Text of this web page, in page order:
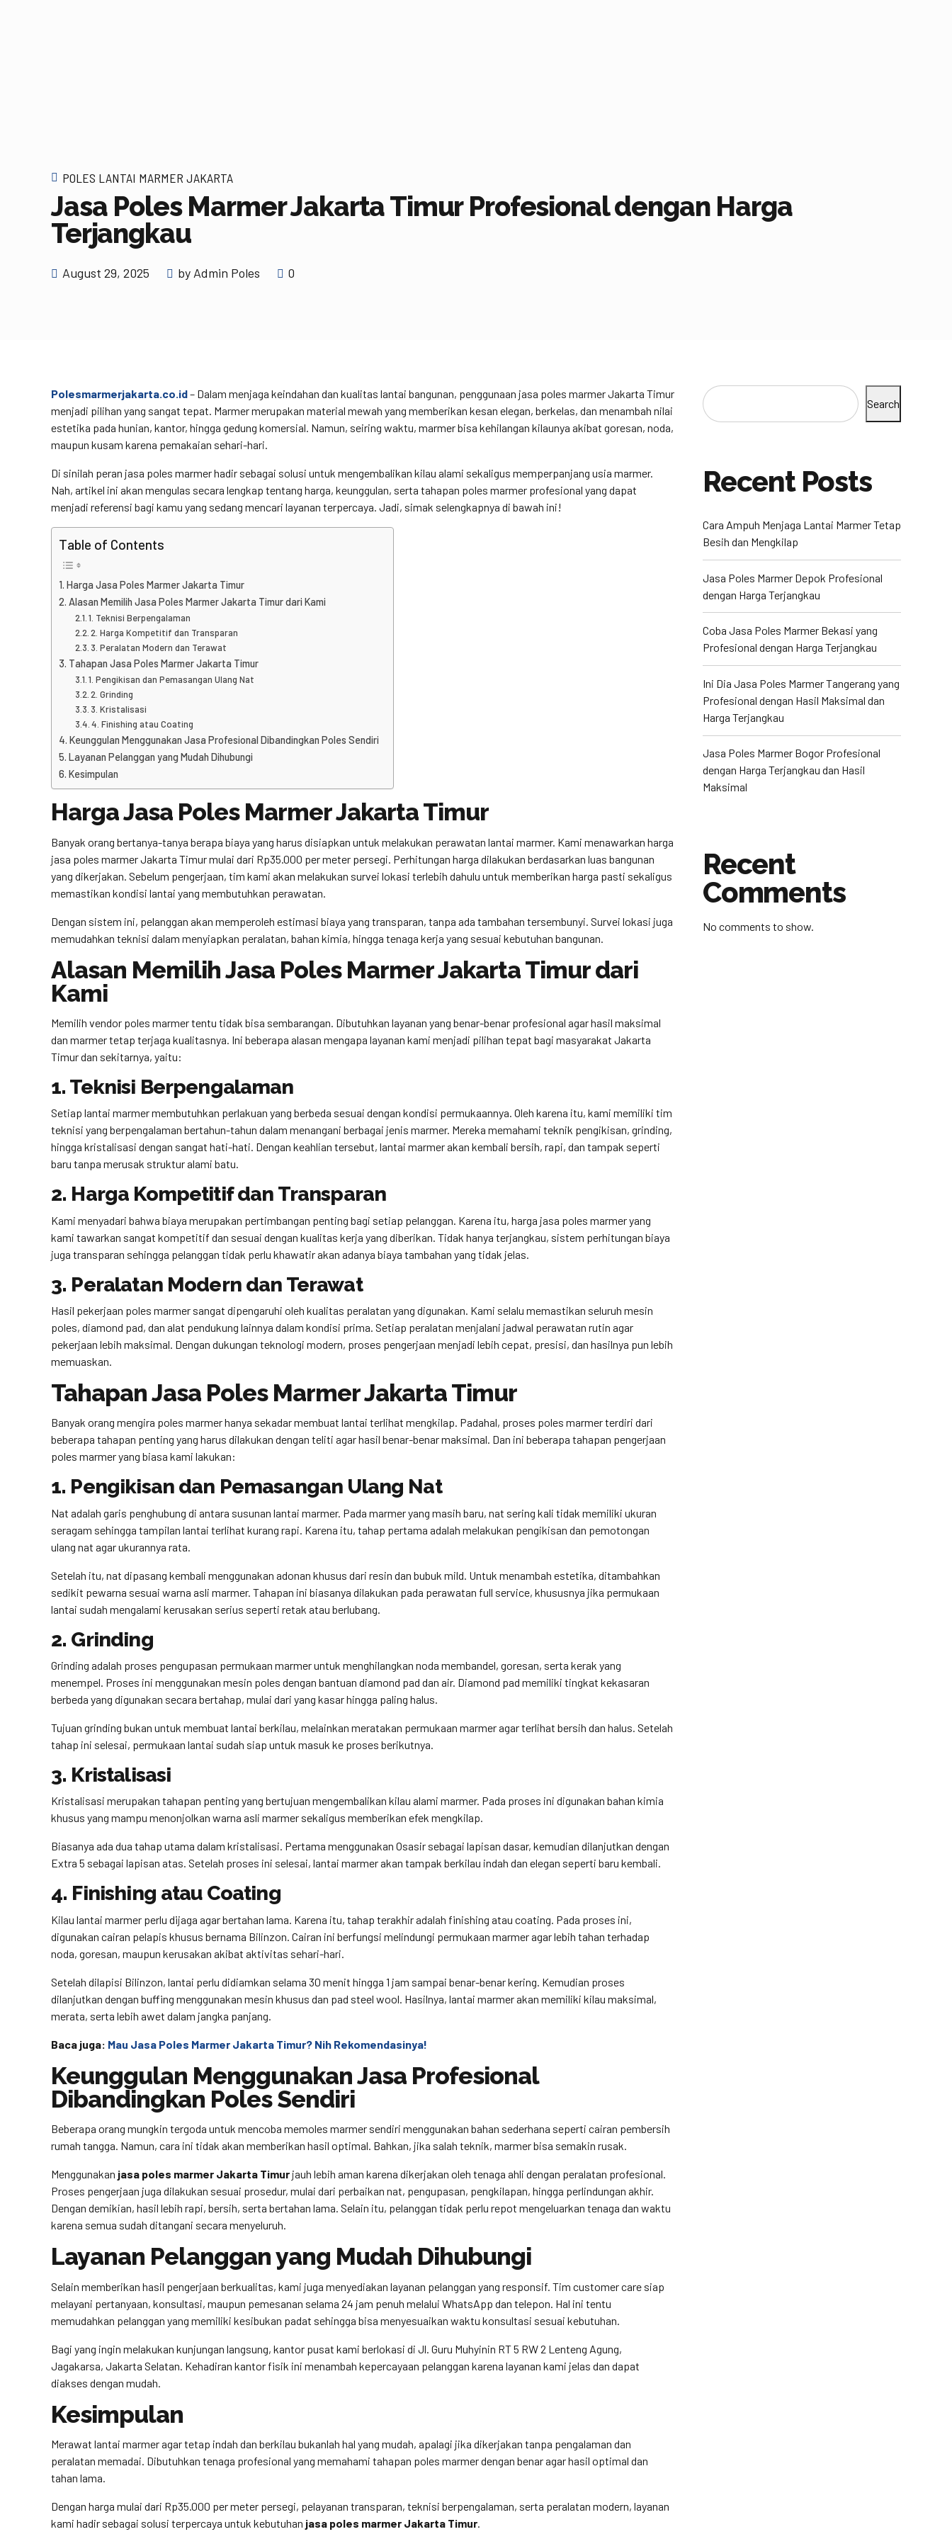
POLES LANTAI MARMER JAKARTA
Jasa Poles Marmer Jakarta Timur Profesional dengan Harga
Terjangkau
August 29, 2025 by Admin Poles 0
Polesmarmerjakarta.co.id– Dalam menjaga keindahan dan kualitas lantai bangunan, penggunaan jasa poles marmer Jakarta Timur
menjadi pilihan yang sangat tepat. Marmer merupakan material mewah yang memberikan kesan elegan, berkelas, dan menambah nilai
estetika pada hunian, kantor, hingga gedung komersial. Namun, seiring waktu, marmer bisa kehilangan kilaunya akibat goresan, noda,
maupun kusam karena pemakaian sehari-hari.
Di sinilah peran jasa poles marmer hadir sebagai solusi untuk mengembalikan kilau alami sekaligus memperpanjang usia marmer.
Nah, artikel ini akan mengulas secara lengkap tentang harga, keunggulan, serta tahapan poles marmer profesional yang dapat
menjadi referensi bagi kamu yang sedang mencari layanan terpercaya. Jadi, simak selengkapnya di bawah ini!
Table of Contents
Harga Jasa Poles Marmer Jakarta Timur
Alasan Memilih Jasa Poles Marmer Jakarta Timur dari Kami
1. Teknisi Berpengalaman
2. Harga Kompetitif dan Transparan
3. Peralatan Modern dan Terawat
Tahapan Jasa Poles Marmer Jakarta Timur
1. Pengikisan dan Pemasangan Ulang Nat
2. Grinding
3. Kristalisasi
4. Finishing atau Coating
Keunggulan Menggunakan Jasa Profesional Dibandingkan Poles Sendiri
Layanan Pelanggan yang Mudah Dihubungi
Kesimpulan
Harga Jasa Poles Marmer Jakarta Timur
Banyak orang bertanya-tanya berapa biaya yang harus disiapkan untuk melakukan perawatan lantai marmer. Kami menawarkan harga
jasa poles marmer Jakarta Timur mulai dari Rp35.000 per meter persegi. Perhitungan harga dilakukan berdasarkan luas bangunan
yang dikerjakan. Sebelum pengerjaan, tim kami akan melakukan survei lokasi terlebih dahulu untuk memberikan harga pasti sekaligus
memastikan kondisi lantai yang membutuhkan perawatan.
Dengan sistem ini, pelanggan akan memperoleh estimasi biaya yang transparan, tanpa ada tambahan tersembunyi. Survei lokasi juga
memudahkan teknisi dalam menyiapkan peralatan, bahan kimia, hingga tenaga kerja yang sesuai kebutuhan bangunan.
Alasan Memilih Jasa Poles Marmer Jakarta Timur dari
Kami
Memilih vendor poles marmer tentu tidak bisa sembarangan. Dibutuhkan layanan yang benar-benar profesional agar hasil maksimal
dan marmer tetap terjaga kualitasnya. Ini beberapa alasan mengapa layanan kami menjadi pilihan tepat bagi masyarakat Jakarta
Timur dan sekitarnya, yaitu:
1. Teknisi Berpengalaman
Setiap lantai marmer membutuhkan perlakuan yang berbeda sesuai dengan kondisi permukaannya. Oleh karena itu, kami memiliki tim
teknisi yang berpengalaman bertahun-tahun dalam menangani berbagai jenis marmer. Mereka memahami teknik pengikisan, grinding,
hingga kristalisasi dengan sangat hati-hati. Dengan keahlian tersebut, lantai marmer akan kembali bersih, rapi, dan tampak seperti
baru tanpa merusak struktur alami batu.
2. Harga Kompetitif dan Transparan
Kami menyadari bahwa biaya merupakan pertimbangan penting bagi setiap pelanggan. Karena itu, harga jasa poles marmer yang
kami tawarkan sangat kompetitif dan sesuai dengan kualitas kerja yang diberikan. Tidak hanya terjangkau, sistem perhitungan biaya
juga transparan sehingga pelanggan tidak perlu khawatir akan adanya biaya tambahan yang tidak jelas.
3. Peralatan Modern dan Terawat
Hasil pekerjaan poles marmer sangat dipengaruhi oleh kualitas peralatan yang digunakan. Kami selalu memastikan seluruh mesin
poles, diamond pad, dan alat pendukung lainnya dalam kondisi prima. Setiap peralatan menjalani jadwal perawatan rutin agar
pekerjaan lebih maksimal. Dengan dukungan teknologi modern, proses pengerjaan menjadi lebih cepat, presisi, dan hasilnya pun lebih
memuaskan.
Tahapan Jasa Poles Marmer Jakarta Timur
Banyak orang mengira poles marmer hanya sekadar membuat lantai terlihat mengkilap. Padahal, proses poles marmer terdiri dari
beberapa tahapan penting yang harus dilakukan dengan teliti agar hasil benar-benar maksimal. Dan ini beberapa tahapan pengerjaan
poles marmer yang biasa kami lakukan:
1. Pengikisan dan Pemasangan Ulang Nat
Nat adalah garis penghubung di antara susunan lantai marmer. Pada marmer yang masih baru, nat sering kali tidak memiliki ukuran
seragam sehingga tampilan lantai terlihat kurang rapi. Karena itu, tahap pertama adalah melakukan pengikisan dan pemotongan
ulang nat agar ukurannya rata.
Setelah itu, nat dipasang kembali menggunakan adonan khusus dari resin dan bubuk mild. Untuk menambah estetika, ditambahkan
sedikit pewarna sesuai warna asli marmer. Tahapan ini biasanya dilakukan pada perawatan full service, khususnya jika permukaan
lantai sudah mengalami kerusakan serius seperti retak atau berlubang.
2. Grinding
Grinding adalah proses pengupasan permukaan marmer untuk menghilangkan noda membandel, goresan, serta kerak yang
menempel. Proses ini menggunakan mesin poles dengan bantuan diamond pad dan air. Diamond pad memiliki tingkat kekasaran
berbeda yang digunakan secara bertahap, mulai dari yang kasar hingga paling halus.
Tujuan grinding bukan untuk membuat lantai berkilau, melainkan meratakan permukaan marmer agar terlihat bersih dan halus. Setelah
tahap ini selesai, permukaan lantai sudah siap untuk masuk ke proses berikutnya.
3. Kristalisasi
Kristalisasi merupakan tahapan penting yang bertujuan mengembalikan kilau alami marmer. Pada proses ini digunakan bahan kimia
khusus yang mampu menonjolkan warna asli marmer sekaligus memberikan efek mengkilap.
Biasanya ada dua tahap utama dalam kristalisasi. Pertama menggunakan Osasir sebagai lapisan dasar, kemudian dilanjutkan dengan
Extra 5 sebagai lapisan atas. Setelah proses ini selesai, lantai marmer akan tampak berkilau indah dan elegan seperti baru kembali.
4. Finishing atau Coating
Kilau lantai marmer perlu dijaga agar bertahan lama. Karena itu, tahap terakhir adalah finishing atau coating. Pada proses ini,
digunakan cairan pelapis khusus bernama Bilinzon. Cairan ini berfungsi melindungi permukaan marmer agar lebih tahan terhadap
noda, goresan, maupun kerusakan akibat aktivitas sehari-hari.
Setelah dilapisi Bilinzon, lantai perlu didiamkan selama 30 menit hingga 1 jam sampai benar-benar kering. Kemudian proses
dilanjutkan dengan buffing menggunakan mesin khusus dan pad steel wool. Hasilnya, lantai marmer akan memiliki kilau maksimal,
merata, serta lebih awet dalam jangka panjang.
Baca juga: Mau Jasa Poles Marmer Jakarta Timur? Nih Rekomendasinya!
Keunggulan Menggunakan Jasa Profesional
Dibandingkan Poles Sendiri
Beberapa orang mungkin tergoda untuk mencoba memoles marmer sendiri menggunakan bahan sederhana seperti cairan pembersih
rumah tangga. Namun, cara ini tidak akan memberikan hasil optimal. Bahkan, jika salah teknik, marmer bisa semakin rusak.
Menggunakan jasa poles marmer Jakarta Timur jauh lebih aman karena dikerjakan oleh tenaga ahli dengan peralatan profesional.
Proses pengerjaan juga dilakukan sesuai prosedur, mulai dari perbaikan nat, pengupasan, pengkilapan, hingga perlindungan akhir.
Dengan demikian, hasil lebih rapi, bersih, serta bertahan lama. Selain itu, pelanggan tidak perlu repot mengeluarkan tenaga dan waktu
karena semua sudah ditangani secara menyeluruh.
Layanan Pelanggan yang Mudah Dihubungi
Selain memberikan hasil pengerjaan berkualitas, kami juga menyediakan layanan pelanggan yang responsif. Tim customer care siap
melayani pertanyaan, konsultasi, maupun pemesanan selama 24 jam penuh melalui WhatsApp dan telepon. Hal ini tentu
memudahkan pelanggan yang memiliki kesibukan padat sehingga bisa menyesuaikan waktu konsultasi sesuai kebutuhan.
Bagi yang ingin melakukan kunjungan langsung, kantor pusat kami berlokasi di Jl. Guru Muhyinin RT 5 RW 2 Lenteng Agung,
Jagakarsa, Jakarta Selatan. Kehadiran kantor fisik ini menambah kepercayaan pelanggan karena layanan kami jelas dan dapat
diakses dengan mudah.
Kesimpulan
Merawat lantai marmer agar tetap indah dan berkilau bukanlah hal yang mudah, apalagi jika dikerjakan tanpa pengalaman dan
peralatan memadai. Dibutuhkan tenaga profesional yang memahami tahapan poles marmer dengan benar agar hasil optimal dan
tahan lama.
Dengan harga mulai dari Rp35.000 per meter persegi, pelayanan transparan, teknisi berpengalaman, serta peralatan modern, layanan
kami hadir sebagai solusi terpercaya untuk kebutuhan jasa poles marmer Jakarta Timur.
Search
Recent Posts
Cara Ampuh Menjaga Lantai Marmer Tetap
Besih dan Mengkilap
Jasa Poles Marmer Depok Profesional
dengan Harga Terjangkau
Coba Jasa Poles Marmer Bekasi yang
Profesional dengan Harga Terjangkau
Ini Dia Jasa Poles Marmer Tangerang yang
Profesional dengan Hasil Maksimal dan
Harga Terjangkau
Jasa Poles Marmer Bogor Profesional
dengan Harga Terjangkau dan Hasil
Maksimal
Recent
Comments
No comments to show.